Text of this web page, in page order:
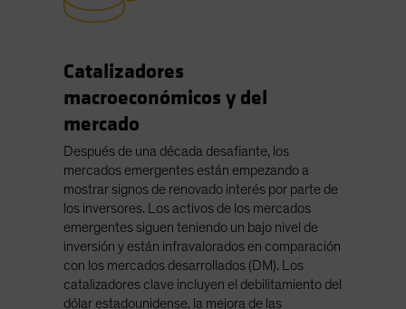
Catalizadores
macroeconómicos y del
mercado
Después de una década desafiante, los
mercados emergentes están empezando a
mostrar signos de renovado interés por parte de
los inversores. Los activos de los mercados
emergentes siguen teniendo un bajo nivel de
inversión y están infravalorados en comparación
con los mercados desarrollados (DM). Los
catalizadores clave incluyen el debilitamiento del
dólar estadounidense, la mejora de las